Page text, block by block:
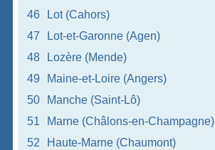
46
Lot (Cahors)
47
Lot-et-Garonne (Agen)
48
Lozère (Mende)
49
Maine-et-Loire (Angers)
50
Manche (Saint-Lô)
51
Marne (Châlons-en-Champagne)
52
Haute-Marne (Chaumont)